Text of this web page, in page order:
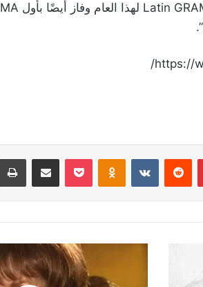
https://
بينتيريست Odnoklassniki
‫Pocket مشاركة عبر البريد